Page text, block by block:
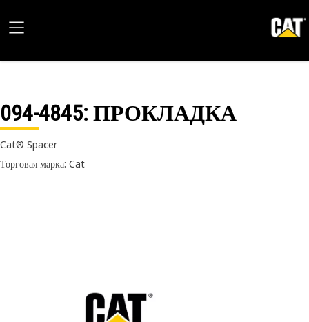
094-4845: ПРОКЛАДКА
Cat® Spacer
Торговая марка: Cat